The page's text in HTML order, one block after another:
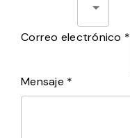
Correo electrónico *
Mensaje *